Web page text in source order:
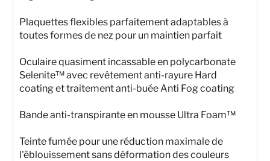
Plaquettes flexibles parfaitement adaptables à
toutes formes de nez pour un maintien parfait
Oculaire quasiment incassable en polycarbonate
Selenite™ avec revêtement anti-rayure Hard
coating et traitement anti-buée Anti Fog coating
Bande anti-transpirante en mousse Ultra Foam™
Teinte fumée pour une réduction maximale de
l'éblouissement sans déformation des couleurs